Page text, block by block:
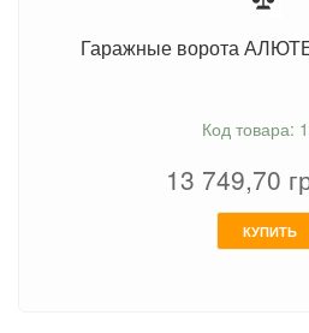
Гаражные ворота
Код товара:
13 749,70
КУПИТЬ